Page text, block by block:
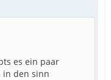
es ein paar
in den sinn